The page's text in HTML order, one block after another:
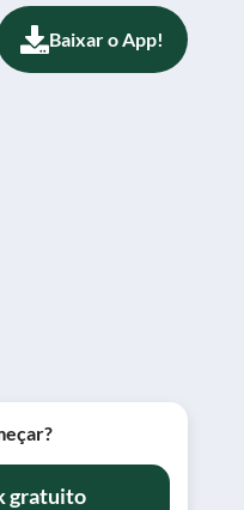
Baixar o App!
gratuito